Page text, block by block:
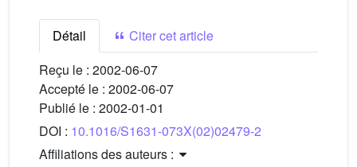
Détail
Citer cet article
Reçu le : 2002-06-07
Accepté le : 2002-06-07
Publié le : 2002-01-01
DOI : 10.1016/S1631-073X(02)02479-2
Affiliations des auteurs :